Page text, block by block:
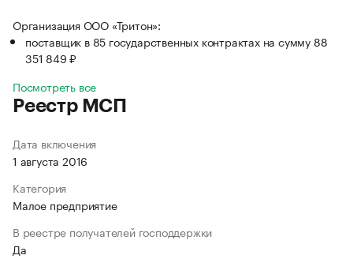
Организация ООО «Тритон»:
поставщик в 85 государственных контрактах на сумму 88
351 849 ₽
Посмотреть все
Реестр МСП
Дата включения
1 августа 2016
Категория
Малое предприятие
В реестре получателей господдержки
Да